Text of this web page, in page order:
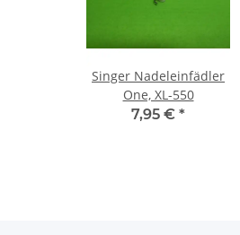
Singer Nadeleinfädler
One, XL-550
7,95 € *